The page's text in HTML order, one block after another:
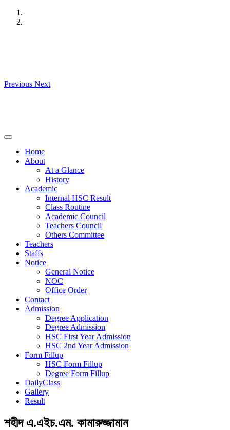
Skip
Previous Next
Home
About
At a Glance
History
Academic
Internal HSC Result
Class Routine
Academic Council
Teachers Council
Others Committee
Teachers
Staffs
Notice
General Notice
NOC
Office Order
Contact
Admission
Degree Application
Degree Admission
HSC First Year Admission
HSC 2nd Year Admission
Form Fillup
HSC Form Fillup
Degree Form Fillup
DailyClass
Gallery
Result
শহীদ এ.এইচ.এম. কামারুজ্জামান